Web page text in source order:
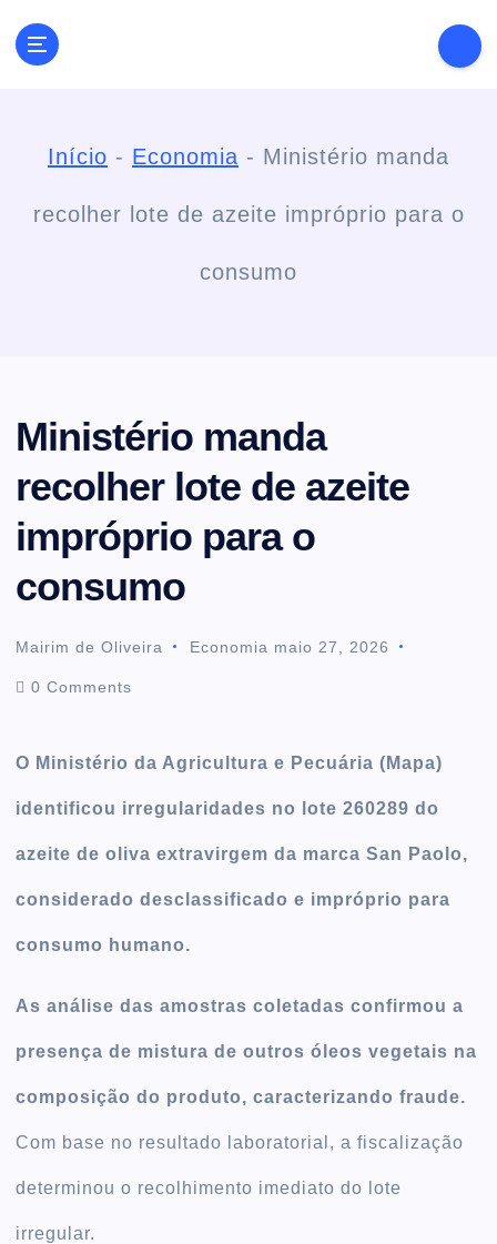
Início - Economia - Ministério manda
recolher lote de azeite impróprio para o
consumo
Ministério manda
recolher lote de azeite
impróprio para o
consumo
Mairim de Oliveira Economia maio 27, 2026
0 Comments
O Ministério da Agricultura e Pecuária (Mapa)
identificou irregularidades no lote 260289 do
azeite de oliva extravirgem da marca San Paolo,
considerado desclassificado e impróprio para
consumo humano.
As análise das amostras coletadas confirmou a
presença de mistura de outros óleos vegetais na
composição do produto, caracterizando fraude.
Com base no resultado laboratorial, a fiscalização
determinou o recolhimento imediato do lote
irregular.